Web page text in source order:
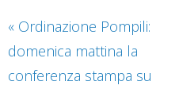
« Ordinazione Pompili:
domenica mattina la
conferenza stampa su